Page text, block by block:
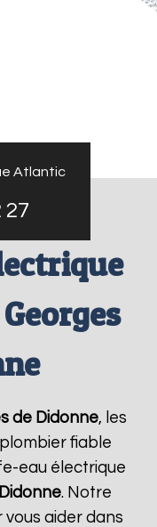
Atlantic
27
de Didonne, les
fiable
eau électrique
. Notre
aider dans